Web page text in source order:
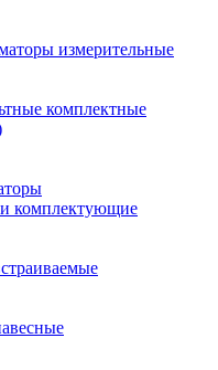
измерительные
комплектные
комплектующие